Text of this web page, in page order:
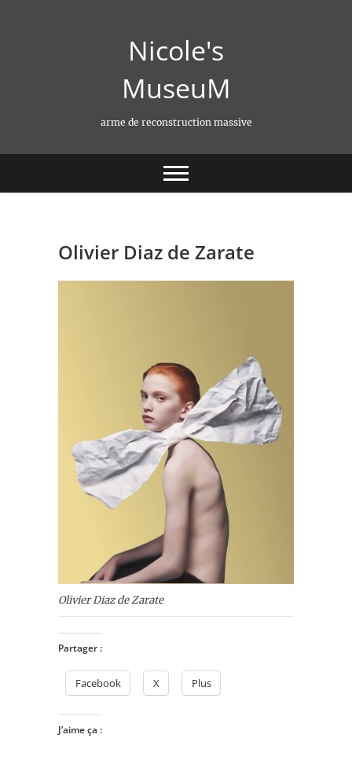
Nicole's
MuseuM
arme de reconstruction massive
Olivier Diaz de Zarate
Olivier Diaz de Zarate
Partager :
Facebook X Plus
J’aime ça :